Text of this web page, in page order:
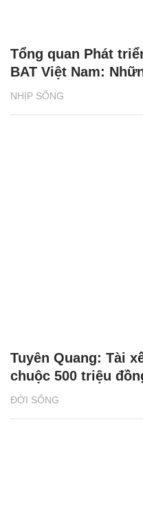
NHỊP SỐNG
Tổng quan Phát
BAT Việt Nam:
ĐỜI SỐNG
Tuyên Quang: Tài
chuộc 500 triệu